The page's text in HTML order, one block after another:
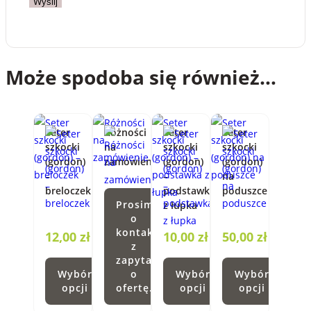
Może spodoba się również…
Seter
szkocki
(gordon)
–
breloczek
12,00 zł
Wybór
opcji
Różności
na
zamówienie
Prosimy
o
kontakt
z
zapytaniem
o
ofertę.
Seter
szkocki
(gordon)
–
podstawka
z łupka
10,00 zł
Wybór
opcji
Seter
szkocki
(gordon)
na
poduszce
50,00 zł
Wybór
opcji